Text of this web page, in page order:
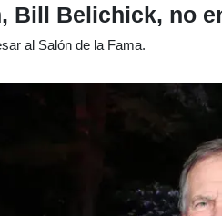
Bill Belichick, no
al Salón de la Fama.